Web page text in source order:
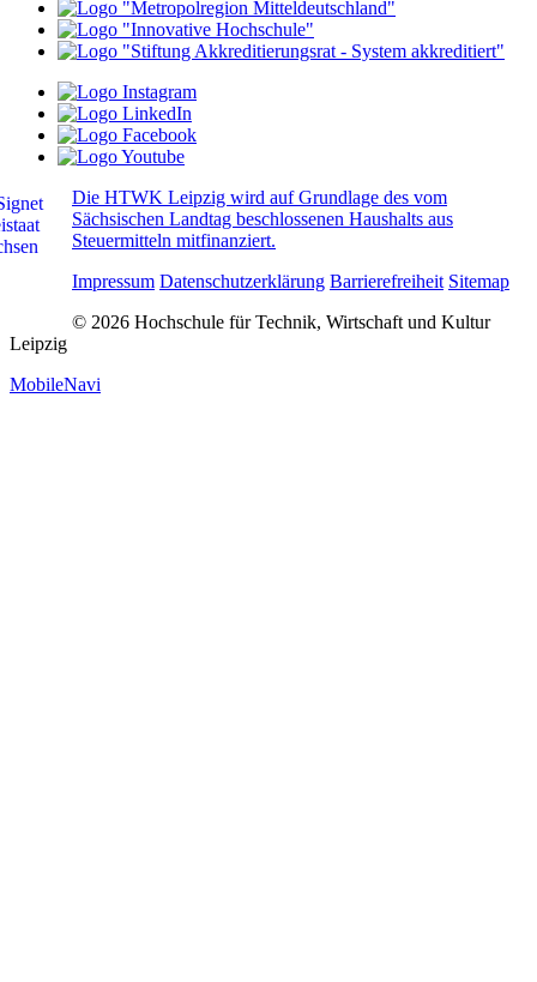
Die HTWK Leipzig wird auf Grundlage des vom
Sächsischen Landtag beschlossenen Haushalts aus
Steuermitteln mitfinanziert.
Impressum Datenschutzerklärung Barrierefreiheit Sitemap
© 2026 Hochschule für Technik, Wirtschaft und Kultur
Leipzig
MobileNavi